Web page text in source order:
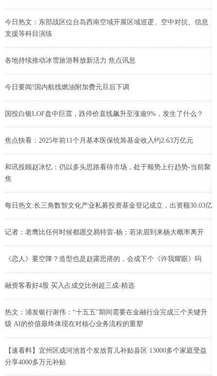
今日热文：东部战区位台岛西南空域开展区域巡逻、空中对抗、信息
支援等科目演练
各地持续推动冰雪旅游释放新活力 焦点讯息
今日要闻!国内航线燃油附加费元旦后下调
国投白银LOF盘中巨震，跌停价直线飙升至涨逾9%，发生了什么？
焦点快看：2025年前11个月基本医保统筹基金收入约2.63万亿元
和讯投顾赵冰忆：仍以多头思路看待市场，处于顺势上行趋势-当前聚
焦
每日热文:长三角数智文化产业私募投资基金登记成立，出资额30.03亿
记者：老鹰比任何时候都愿交易特雷-杨；若浓眉到来杨大概率离开
《恋人》要空降？造型也是赵露思搭的，会成下个《许我耀眼》吗
融资客看好4股 买入占成交比例超三成-精选
热文：浦发银行谢伟：“十五五”期间需要在金融行业完成三个关键升
级 AI的价值最终体现在对核心业务流程的重塑
【速看料】宜州区成河池首个发放育儿补贴县区 13000多个家庭受益
分享4000多万元补贴